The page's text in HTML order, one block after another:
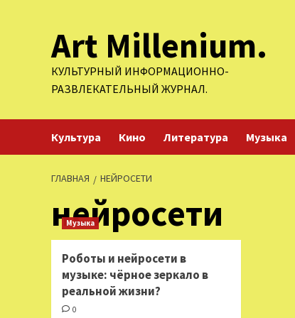
содержимомуArt Millenium.
КУЛЬТУРНЫЙ ИНФОРМАЦИОННО-
РАЗВЛЕКАТЕЛЬНЫЙ ЖУРНАЛ.
Культура Кино Литература Музыка
ГЛАВНАЯ НЕЙРОСЕТИ
нейросети
Музыка
Роботы и нейросети в
музыке: чёрное зеркало в
реальной жизни?
0